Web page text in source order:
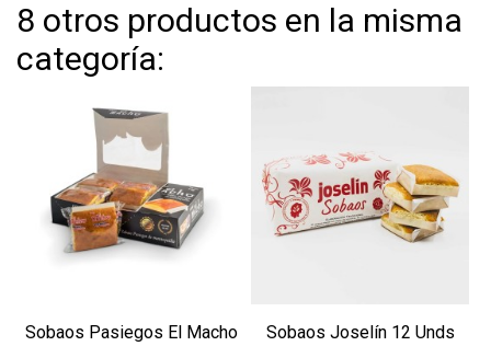
8 otros productos en la misma
categoría:
Sobaos Pasiegos El Macho
Sobaos Joselín 12 Unds